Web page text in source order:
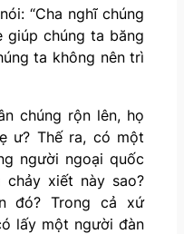
“Cha nghĩ chúng
chúng ta băng
ta không nên trì
chúng rộn lên, họ
ư? Thế ra, có một
người ngoại quốc
chảy xiết này sao?
đó? Trong cả xứ
lấy một người đàn